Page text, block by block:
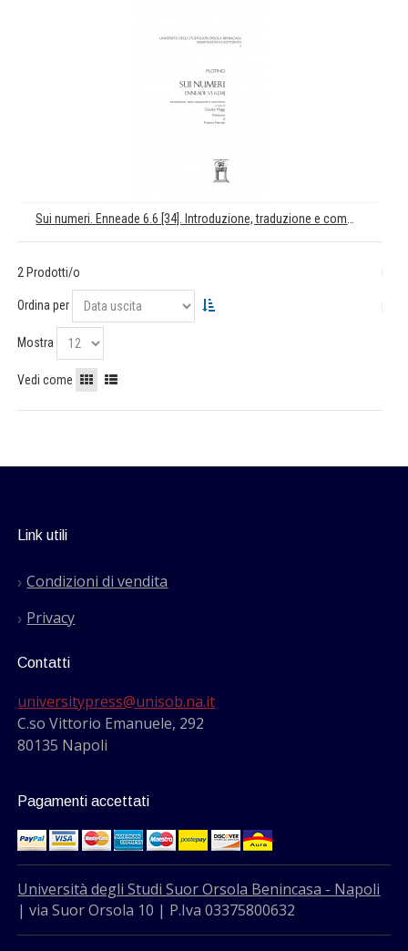
2 Prodotti/o
Ordina per
Mostra
Vedi come
Link utili
Condizioni di vendita
Privacy
Contatti
universitypress@unisob.na.it
C.so Vittorio Emanuele, 292
80135 Napoli
Pagamenti accettati
Università degli Studi Suor Orsola Benincasa - Napoli
| via Suor Orsola 10 | P.Iva 03375800632